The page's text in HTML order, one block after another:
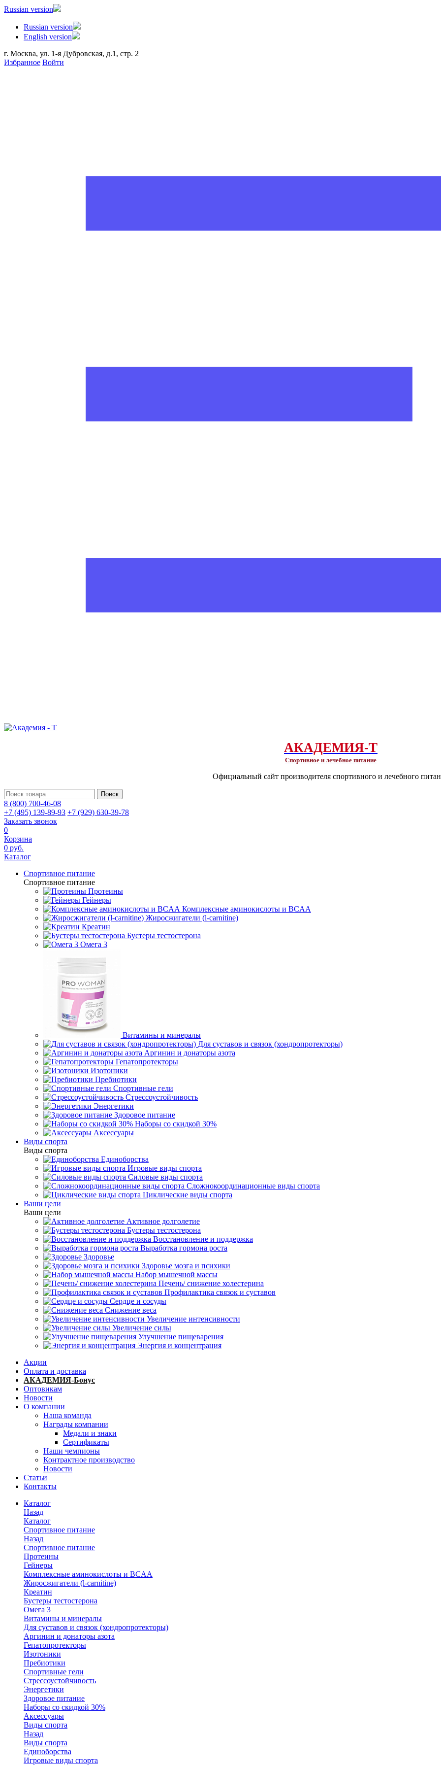
Russian version
Russian version
English version
г. Москва, ул. 1-я Дубровская, д.1, стр. 2
Избранное Войти
АКАДЕМИЯ-Т
Спортивное и лечебное питание
Официальный сайт производителя спортивного и лечебного
Поиск
8 (800) 700-46-08
+7 (495) 139-89-93 +7 (929) 630-39-78
Заказать звонок
0
Корзина
0 руб.
Каталог
Спортивное питание
Спортивное питание
Протеины
Гейнеры
Комплексные аминокислоты и BCAA
Жиросжигатели (l-carnitine)
Креатин
Бустеры тестостерона
Омега 3
Витамины и минералы
Для суставов и связок (хондропротекторы)
Аргинин и донаторы азота
Гепатопротекторы
Изотоники
Пребиотики
Спортивные гели
Стрессоустойчивость
Энергетики
Здоровое питание
Наборы со скидкой 30%
Аксессуары
Виды спорта
Виды спорта
Единоборства
Игровые виды спорта
Силовые виды спорта
Сложнокоординационные виды спорта
Циклические виды спорта
Ваши цели
Ваши цели
Активное долголетие
Бустеры тестостерона
Восстановление и поддержка
Выработка гормона роста
Здоровье
Здоровье мозга и психики
Набор мышечной массы
Печень/ снижение холестерина
Профилактика связок и суставов
Сердце и сосуды
Снижение веса
Увеличение интенсивности
Увеличение силы
Улучшение пищеварения
Энергия и концентрация
Акции
Оплата и доставка
АКАДЕМИЯ-Бонус
Оптовикам
Новости
О компании
Наша команда
Награды компании
Медали и знаки
Сертификаты
Наши чемпионы
Контрактное производство
Новости
Статьи
Контакты
Каталог
Назад
Каталог
Спортивное питание
Назад
Спортивное питание
Протеины
Гейнеры
Комплексные аминокислоты и BCAA
Жиросжигатели (l-carnitine)
Креатин
Бустеры тестостерона
Омега 3
Витамины и минералы
Для суставов и связок (хондропротекторы)
Аргинин и донаторы азота
Гепатопротекторы
Изотоники
Пребиотики
Спортивные гели
Стрессоустойчивость
Энергетики
Здоровое питание
Наборы со скидкой 30%
Аксессуары
Виды спорта
Назад
Виды спорта
Единоборства
Игровые виды спорта